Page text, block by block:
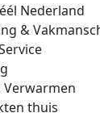
Nederland
&
thuis